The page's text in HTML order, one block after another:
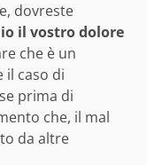
dovreste
il vostro dolore
che è un
il caso di
prima di
che, il mal
da altre